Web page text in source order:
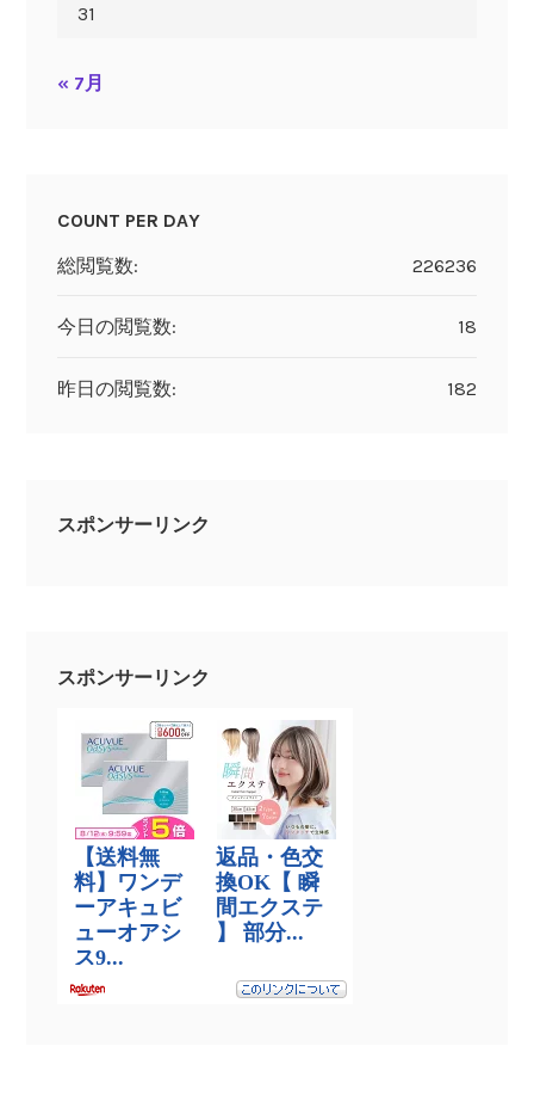
31
« 7月
COUNT PER DAY
226236
総閲覧数:
18
今日の閲覧数:
182
昨日の閲覧数:
スポンサーリンク
スポンサーリンク